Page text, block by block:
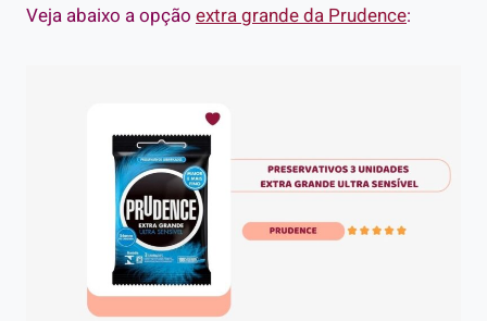
Veja abaixo a opção extra grande da Prudence: